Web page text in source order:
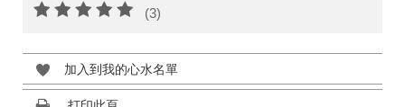
(3)
加入到我的心水名單